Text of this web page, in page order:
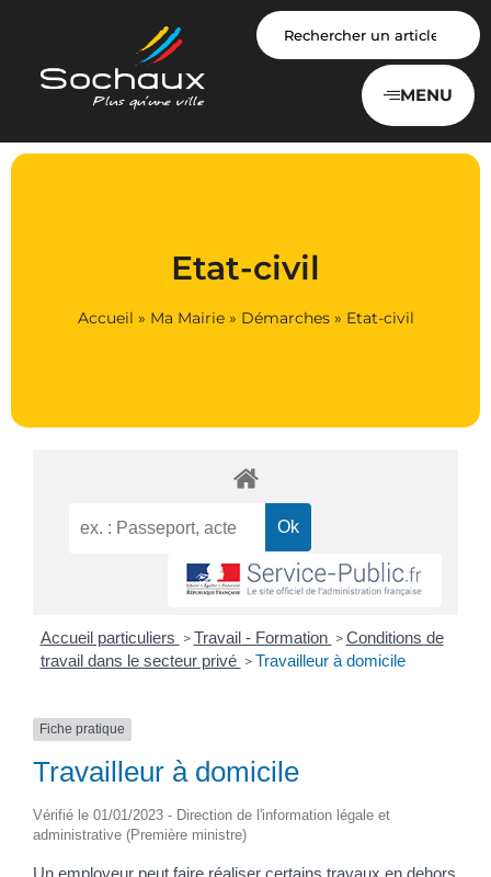
MENU
Etat-civil
Accueil » Ma Mairie» Démarches» Etat-civil
Accueil particuliers > Travail - Formation > Conditions de
travail dans le secteur privé > Travailleur à domicile
Fiche pratique
Travailleur à domicile
Vérifié le 01/01/2023 - Direction de l'information légale et
administrative (Première ministre)
Un employeur peut faire réaliser certains travaux en dehors
Panneau de gestion des cookies